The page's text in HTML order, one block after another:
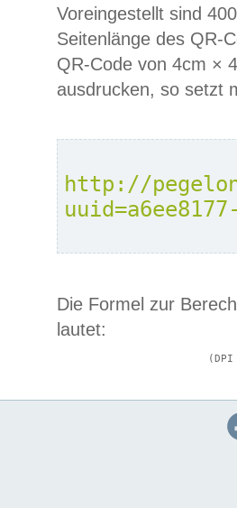
Voreingestellt sind
Seitenlänge des QR-
QR-Code von 4cm ×
ausdrucken, so setzt
http://
Die Formel zur
lautet: